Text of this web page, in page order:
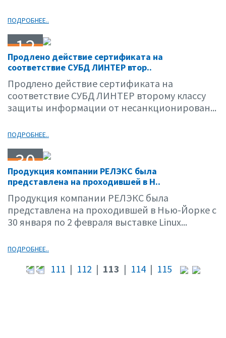
ПОДРОБНЕЕ..
12
02.01
Продлено действие сертификата на
соответствие СУБД ЛИНТЕР втор..
Продлено действие сертификата на
соответствие СУБД ЛИНТЕР второму классу
защиты информации от несанкционирован...
ПОДРОБНЕЕ..
30
01.01
Продукция компании РЕЛЭКС была
представлена на проходившей в Н..
Продукция компании РЕЛЭКС была
представлена на проходившей в Нью-Йорке с
30 января по 2 февраля выставке Linux...
ПОДРОБНЕЕ..
111 | 112 | 113 | 114| 115